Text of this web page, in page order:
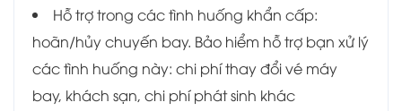
Hỗ trợ trong các tình huống khẩn cấp:
hoãn/hủy chuyến bay. Bảo hiểm hỗ trợ bạn xử lý
các tình huống này: chi phí thay đổi vé máy
bay, khách sạn, chi phí phát sinh khác